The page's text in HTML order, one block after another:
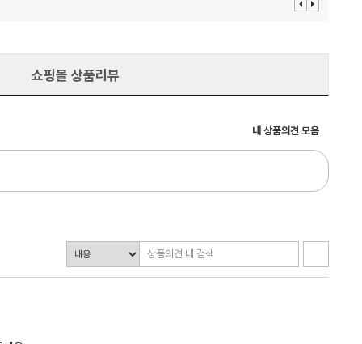
이 다
쇼핑몰 상품리뷰
내 상품의견 모음